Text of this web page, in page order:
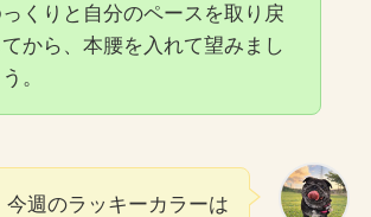
くりと自分のペースを取り戻
てから、本腰を入れて望みまし
。
今週のラッキーカラーは